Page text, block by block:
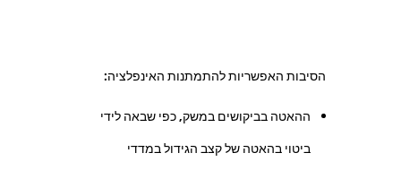
הסיבות האפשריות להתמתנות האינפלציה:
ההאטה בביקושים במשק, כפי שבאה לידי
ביטוי בהאטה של קצב הגידול במדדי